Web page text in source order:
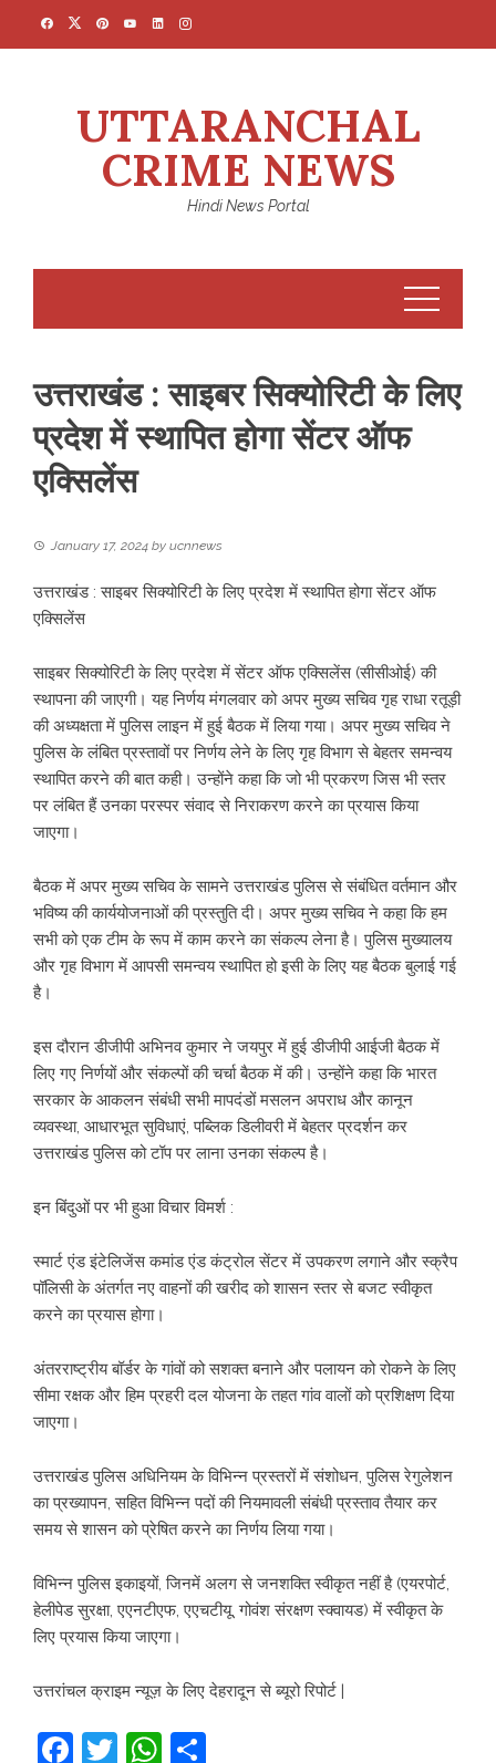
UTTARANCHAL
CRIME NEWS
Hindi News Portal
उत्तराखंड : साइबर सिक्योरिटी के लिए
प्रदेश में स्थापित होगा सेंटर ऑफ
एक्सिलेंस
January 17, 2024 by ucnnews
उत्तराखंड : साइबर सिक्योरिटी के लिए प्रदेश में स्थापित होगा सेंटर ऑफ
एक्सिलेंस
साइबर सिक्योरिटी के लिए प्रदेश में सेंटर ऑफ एक्सिलेंस (सीसीओई) की
स्थापना की जाएगी। यह निर्णय मंगलवार को अपर मुख्य सचिव गृह राधा रतूड़ी
की अध्यक्षता में पुलिस लाइन में हुई बैठक में लिया गया। अपर मुख्य सचिव ने
पुलिस के लंबित प्रस्तावों पर निर्णय लेने के लिए गृह विभाग से बेहतर समन्वय
स्थापित करने की बात कही। उन्होंने कहा कि जो भी प्रकरण जिस भी स्तर
पर लंबित हैं उनका परस्पर संवाद से निराकरण करने का प्रयास किया
जाएगा।
बैठक में अपर मुख्य सचिव के सामने उत्तराखंड पुलिस से संबंधित वर्तमान और
भविष्य की कार्ययोजनाओं की प्रस्तुति दी। अपर मुख्य सचिव ने कहा कि हम
सभी को एक टीम के रूप में काम करने का संकल्प लेना है। पुलिस मुख्यालय
और गृह विभाग में आपसी समन्वय स्थापित हो इसी के लिए यह बैठक बुलाई गई
है।
इस दौरान डीजीपी अभिनव कुमार ने जयपुर में हुई डीजीपी आईजी बैठक में
लिए गए निर्णयों और संकल्पों की चर्चा बैठक में की। उन्होंने कहा कि भारत
सरकार के आकलन संबंधी सभी मापदंडों मसलन अपराध और कानून
व्यवस्था, आधारभूत सुविधाएं, पब्लिक डिलीवरी में बेहतर प्रदर्शन कर
उत्तराखंड पुलिस को टॉप पर लाना उनका संकल्प है।
इन बिंदुओं पर भी हुआ विचार विमर्श :
स्मार्ट एंड इंटेलिजेंस कमांड एंड कंट्रोल सेंटर में उपकरण लगाने और स्क्रैप
पॉलिसी के अंतर्गत नए वाहनों की खरीद को शासन स्तर से बजट स्वीकृत
करने का प्रयास होगा।
अंतरराष्ट्रीय बॉर्डर के गांवों को सशक्त बनाने और पलायन को रोकने के लिए
सीमा रक्षक और हिम प्रहरी दल योजना के तहत गांव वालों को प्रशिक्षण दिया
जाएगा।
उत्तराखंड पुलिस अधिनियम के विभिन्न प्रस्तरों में संशोधन, पुलिस रेगुलेशन
का प्रख्यापन, सहित विभिन्न पदों की नियमावली संबंधी प्रस्ताव तैयार कर
समय से शासन को प्रेषित करने का निर्णय लिया गया।
विभिन्न पुलिस इकाइयों, जिनमें अलग से जनशक्ति स्वीकृत नहीं है (एयरपोर्ट,
हेलीपेड सुरक्षा, एएनटीएफ, एएचटीयू, गोवंश संरक्षण स्क्वायड) में स्वीकृत के
लिए प्रयास किया जाएगा।
उत्तरांचल क्राइम न्यूज़ के लिए देहरादून से ब्यूरो रिपोर्ट |
Facebook
TwitterWhatsApp